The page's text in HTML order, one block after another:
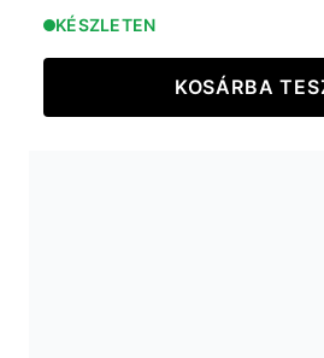
KÉSZLETEN
KOSÁRBA